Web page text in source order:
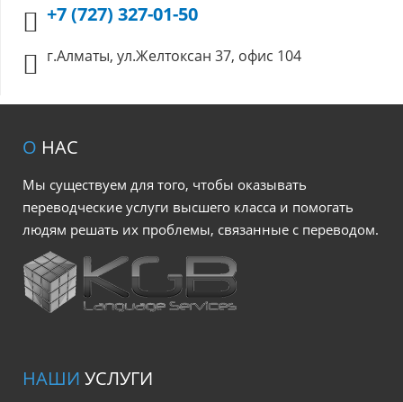
+7 (727) 327-01-50
г.Алматы, ул.Желтоксан 37, офис 104
О НАС
Мы существуем для того, чтобы оказывать
переводческие услуги высшего класса и помогать
людям решать их проблемы, связанные с переводом.
НАШИ УСЛУГИ